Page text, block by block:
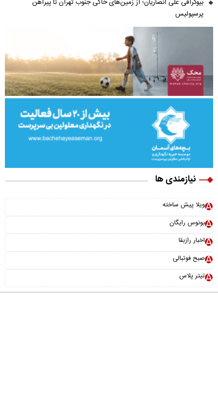
پرسپولیس
نیازمندی ها
ویلا پیش ساخته
بونوس رایگان
اخبار رازبقا
صبح فوتبالی
تیتر پلاس